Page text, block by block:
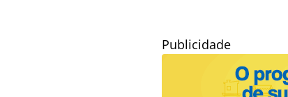
Publicidade